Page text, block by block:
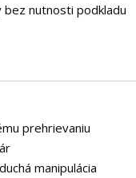
bez nutnosti podkladu
prehrievaniu
manipulácia